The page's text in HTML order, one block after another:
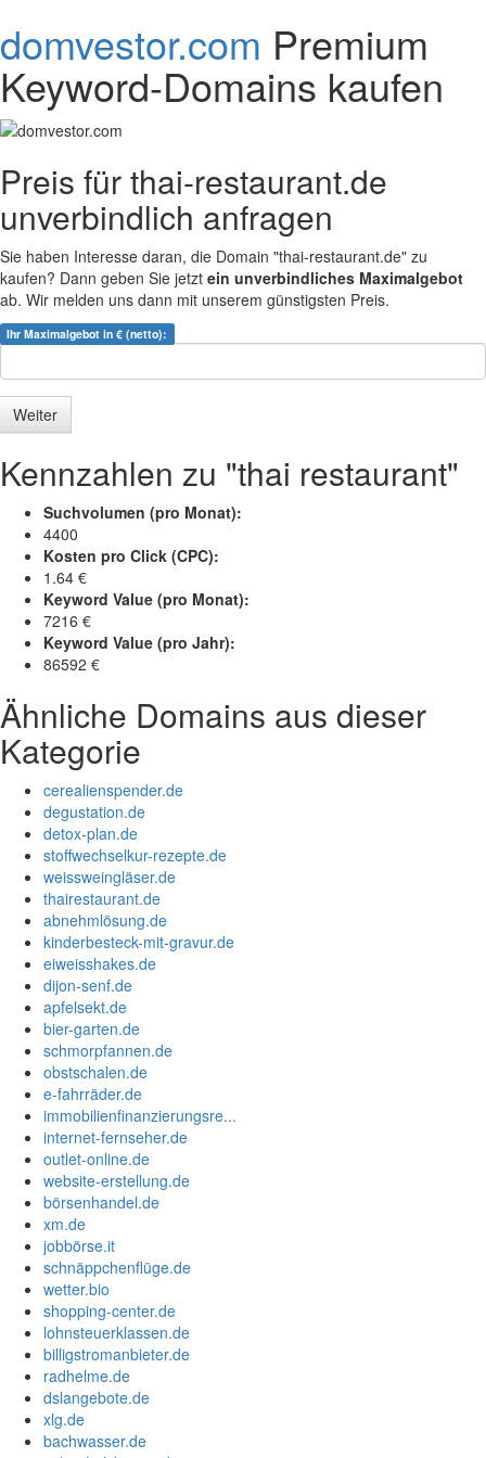
domvestor.com Premium
Keyword-Domains kaufen
Preis für thai-restaurant.de
unverbindlich anfragen
Sie haben Interesse daran, die Domain "thai-restaurant.de" zu
kaufen? Dann geben Sie jetzt ein unverbindliches Maximalgebot
ab. Wir melden uns dann mit unserem günstigsten Preis.
Ihr Maximalgebot in € (netto):
Kennzahlen zu "thai restaurant"
Suchvolumen (pro Monat):
4400
Kosten pro Click (CPC):
1.64 €
Keyword Value (pro Monat):
7216 €
Keyword Value (pro Jahr):
86592 €
Ähnliche Domains aus dieser
Kategorie
cerealienspender.de
degustation.de
detox-plan.de
stoffwechselkur-rezepte.de
weissweingläser.de
thairestaurant.de
abnehmlösung.de
kinderbesteck-mit-gravur.de
eiweisshakes.de
dijon-senf.de
apfelsekt.de
bier-garten.de
schmorpfannen.de
obstschalen.de
e-fahrräder.de
immobilienfinanzierungsre...
internet-fernseher.de
outlet-online.de
website-erstellung.de
börsenhandel.de
xm.de
jobbörse.it
schnäppchenflüge.de
wetter.bio
shopping-center.de
lohnsteuerklassen.de
billigstromanbieter.de
radhelme.de
dslangebote.de
xlg.de
bachwasser.de